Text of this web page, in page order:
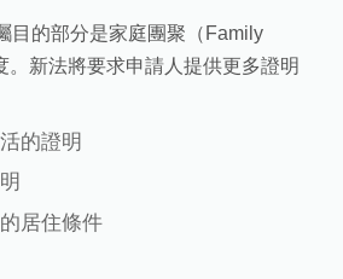
目的部分是家庭團聚（Family
。新法將要求申請人提供更多證明
的證明
居住條件